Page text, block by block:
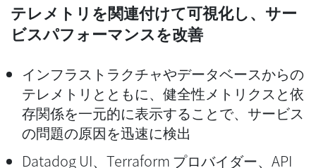
テレメトリを関連付けて可視化し、サー
ビスパフォーマンスを改善
インフラストラクチャやデータベースからの
テレメトリとともに、健全性メトリクスと依
存関係を一元的に表示することで、サービス
の問題の原因を迅速に検出
Datadog UI、Terraform プロバイダー、API